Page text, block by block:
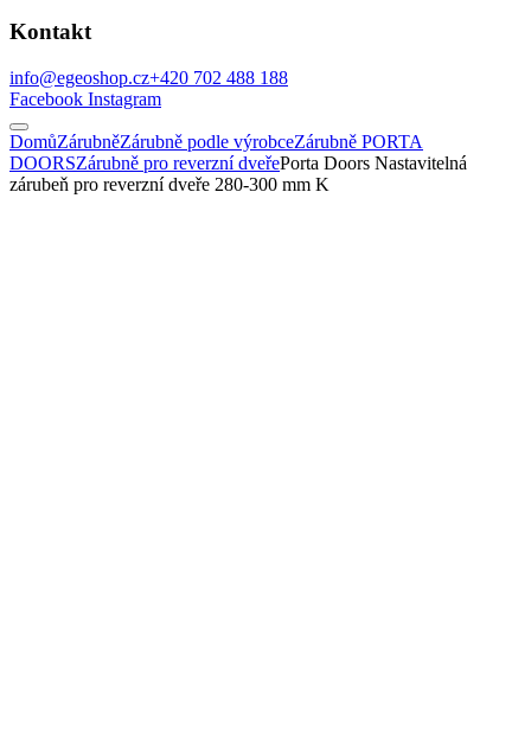
Kontakt
info@egeoshop.cz+420 702 488 188
Facebook Instagram
DomůZárubněZárubně podle výrobceZárubně PORTA
DOORSZárubně pro reverzní dveřePorta Doors Nastavitelná
zárubeň pro reverzní dveře 280-300 mm K